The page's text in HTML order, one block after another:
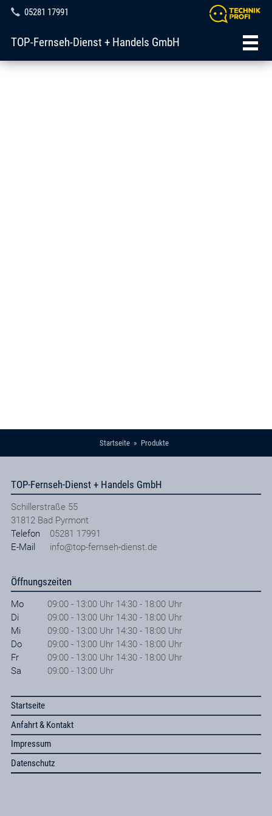
05281 17991
TOP-Fernseh-Dienst + Handels GmbH
Startseite Produkte
TOP-Fernseh-Dienst + Handels GmbH
Schillerstraße 55
31812 Bad Pyrmont
Telefon
05281 17991
E-Mail
info@top-fernseh-dienst.de
Öffnungszeiten
Mo
09:00 - 13:00 Uhr 14:30 - 18:00 Uhr
Di
09:00 - 13:00 Uhr 14:30 - 18:00 Uhr
Mi
09:00 - 13:00 Uhr 14:30 - 18:00 Uhr
Do
09:00 - 13:00 Uhr 14:30 - 18:00 Uhr
Fr
09:00 - 13:00 Uhr 14:30 - 18:00 Uhr
Sa
09:00 - 13:00 Uhr
Startseite
Anfahrt & Kontakt
Impressum
Datenschutz